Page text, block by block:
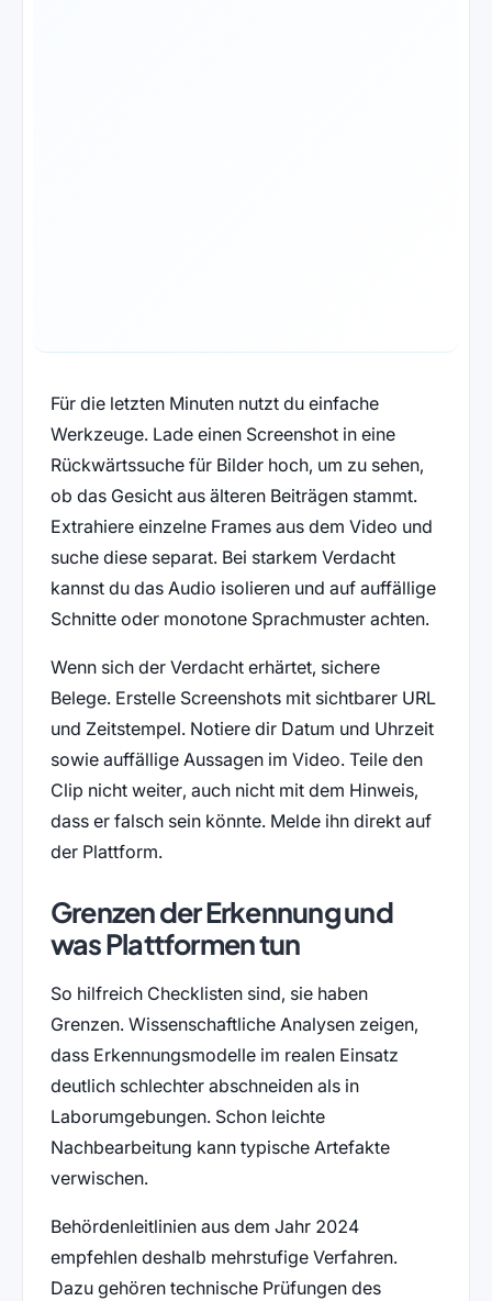
Für die letzten Minuten nutzt du einfache
Werkzeuge. Lade einen Screenshot in eine
Rückwärtssuche für Bilder hoch, um zu sehen,
ob das Gesicht aus älteren Beiträgen stammt.
Extrahiere einzelne Frames aus dem Video und
suche diese separat. Bei starkem Verdacht
kannst du das Audio isolieren und auf auffällige
Schnitte oder monotone Sprachmuster achten.
Wenn sich der Verdacht erhärtet, sichere
Belege. Erstelle Screenshots mit sichtbarer URL
und Zeitstempel. Notiere dir Datum und Uhrzeit
sowie auffällige Aussagen im Video. Teile den
Clip nicht weiter, auch nicht mit dem Hinweis,
dass er falsch sein könnte. Melde ihn direkt auf
der Plattform.
Grenzen der Erkennung und
was Plattformen tun
So hilfreich Checklisten sind, sie haben
Grenzen. Wissenschaftliche Analysen zeigen,
dass Erkennungsmodelle im realen Einsatz
deutlich schlechter abschneiden als in
Laborumgebungen. Schon leichte
Nachbearbeitung kann typische Artefakte
verwischen.
Behördenleitlinien aus dem Jahr 2024
empfehlen deshalb mehrstufige Verfahren.
Dazu gehören technische Prüfungen des